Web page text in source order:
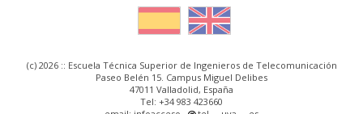
(c) 2026 :: Escuela Técnica Superior de Ingenieros de Telecomunicación
Paseo Belén 15. Campus Miguel Delibes
47011 Valladolid, España
Tel: +34 983 423660